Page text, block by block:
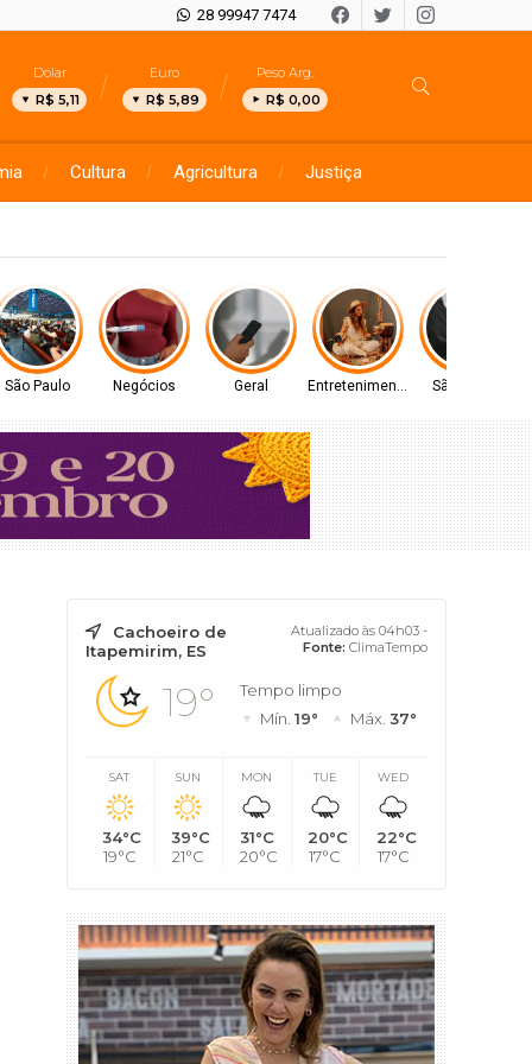
28 99947 7474
Dólar
R$ 5,11
Euro
R$ 5,89
Peso Arg.
R$ 0,00
Cultura Agricultura Justiça
São Paulo Negócios Geral Entretenimento São Paulo
Cachoeiro de
Itapemirim, ES
Atualizado às 04h03 -
Fonte: ClimaTempo
19°
Tempo limpo
Mín. 19° Máx. 37°
SAT
34°C
19°C
SUN
39°C
21°C
MON
31°C
20°C
TUE
20°C
17°C
WED
22°C
17°C